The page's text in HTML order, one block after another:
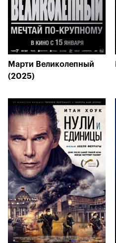
Марти Великолепный
(2025)